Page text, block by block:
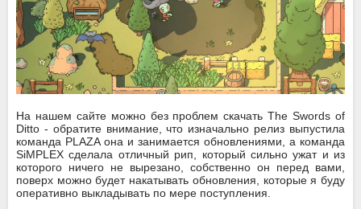
На нашем сайте можно без проблем скачать The Swords of
Ditto - обратите внимание, что изначально релиз выпустила
команда PLAZA она и занимается обновлениями, а команда
SiMPLEX сделала отличный рип, который сильно ужат и из
которого ничего не вырезано, собственно он перед вами,
поверх можно будет накатывать обновления, которые я буду
оперативно выкладывать по мере поступления.